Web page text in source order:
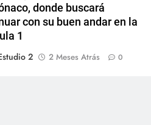
donde buscará
con su buen andar en la
1
2
2 Meses Atrás 0